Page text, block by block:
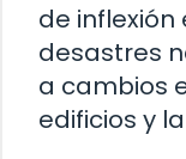
de
desastres
a cambios
edificios y